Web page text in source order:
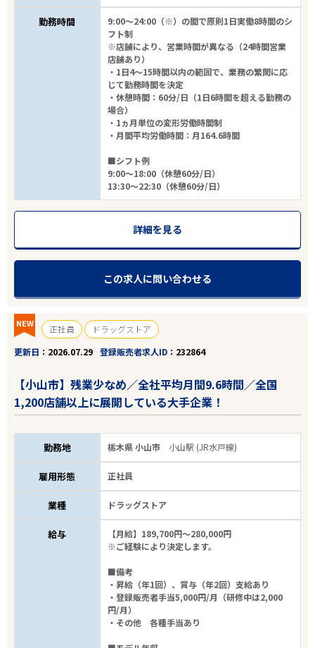
勤務時間
9:00～24:00（※）の間で原則1日実働8時間のシ
フト制
※店舗により、営業時間が異なる（24時間営業
店舗あり）
・1日4～15時間以内の範囲で、業務の繁閑に応
じて勤務時間を決定
・休憩時間：60分/日（1日6時間を超える勤務の
場合）
・1ヵ月単位の変形労働時間制
・月間平均労働時間：月164.6時間
■シフト例
9:00～18:00（休憩60分/日）
13:30～22:30（休憩60分/日）
詳細を見る
この求人に問い合わせる
NEW 正社員
ドラッグストア
更新日
2026.07.29 登録販売者求人ID 232864
【小山市】残業少なめ／全社平均月間9.6時間／全国
1,200店舗以上に展開している大手企業！
勤務地 栃木県 小山市 小山駅 (JR水戸線)
雇用形態 正社員
業種 ドラッグストア
給与
【月給】189,700円～280,000円
※ご経験により決定します。
■備考
・昇給（年1回）、賞与（年2回）支給あり
・登録販売者手当5,000円/月（研修中は2,000
円/月）
・その他 各種手当あり